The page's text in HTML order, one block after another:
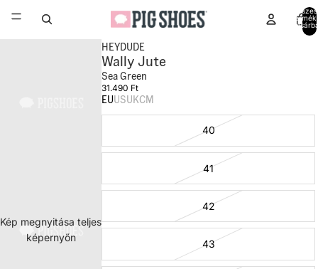
Összes
termék
Kép megnyitása teljes
képernyőn
HEYDUDE
Wally Jute
Sea Green
31.490 Ft
EUUSUKCM
40
41
42
43